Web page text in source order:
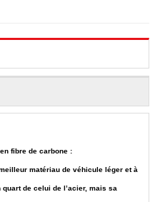
fibre de carbone :
matériau de véhicule léger et à
quart de celui de l’acier, mais sa